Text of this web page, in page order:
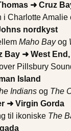
➜ Cruz
i Charlotte
nordkyst
Maho Bayog
Bay ➜ West
Pillsbury
Island
Indians og The
➜ Virgin Gorda
til ikoniske The